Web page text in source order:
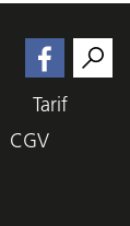
Tarif
CGV